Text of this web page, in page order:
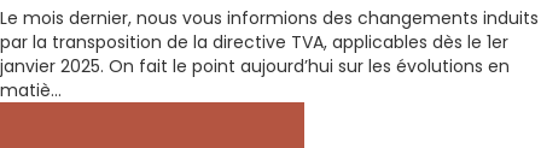
Le mois dernier, nous vous informions des changements induits
par la transposition de la directive TVA, applicables dès le 1er
janvier 2025. On fait le point aujourd’hui sur les évolutions en
matiè...